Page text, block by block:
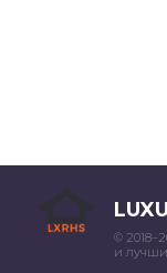
©
и